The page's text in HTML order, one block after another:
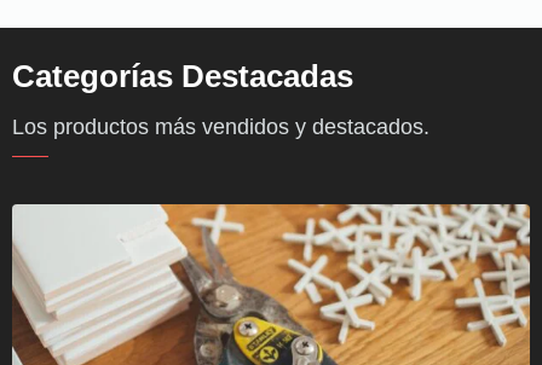
Categorías Destacadas
Los productos más vendidos y destacados.